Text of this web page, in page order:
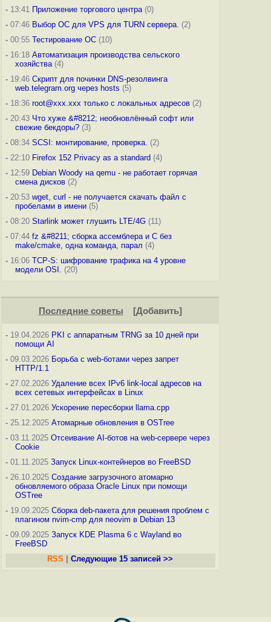
- 13:41 Приложение торгового центра(0)
- 07:46 Выбор ОС для VPS для TURN сервера. (2)
- 00:55 Тестирование ОС (10)
- 16:18 Автоматизация производства сельского
хозяйства(4)
- 19:46 Скрипт для починки DNS-резолвинга
web.telegram.org через hosts (5)
- 18:36 root@xxx.xxx только с локальных адресов (2)
- 20:43 Что хуже &#8212; необновлённый софт или
свежие бекдоры? (3)
- 08:34 SCSI: монтирование, проверка. (2)
- 22:10 Firefox 152 Privacy as a standard (4)
- 12:59 Debian Woody на qemu - не работает горячая
смена дисков (2)
- 20:53 wget, curl - не получается скачать файл с
пробелами в имени (5)
- 08:20 Starlink может глушить LTE/4G (11)
- 07:44 fz &#8211; сборка ассемблера и C без
make/cmake, одна команда, парал (4)
- 16:06 TCP-S: шифрование трафика на 4 уровне
модели OSI. (20)
Последние советы [Добавить]
- 19.04.2026 PKI с аппаратным TRNG за 10 дней при
помощи AI
- 09.03.2026 Борьба с web-ботами через запрет
HTTP/1.1
- 27.02.2026 Удаление всех IPv6 link-local адресов на
всех сетевых интерфейсах в Linux
- 27.01.2026 Ускорение пересборки llama.cpp
- 25.12.2025 Атомарные обновления в OSTree
- 03.11.2025 Отсеивание AI-ботов на web-сервере через
Cookie
- 01.11.2025 Запуск Linux-контейнеров во FreeBSD
- 26.10.2025 Создание загрузочного атомарно
обновляемого образа Oracle Linux при помощи
OSTree
- 19.09.2025 Сборка deb-пакета для решения проблем с
плагином nvim-cmp для neovim в Debian 13
- 09.09.2025 Запуск KDE Plasma 6 с Wayland во
FreeBSD
RSS
Следующие 15 записей >>